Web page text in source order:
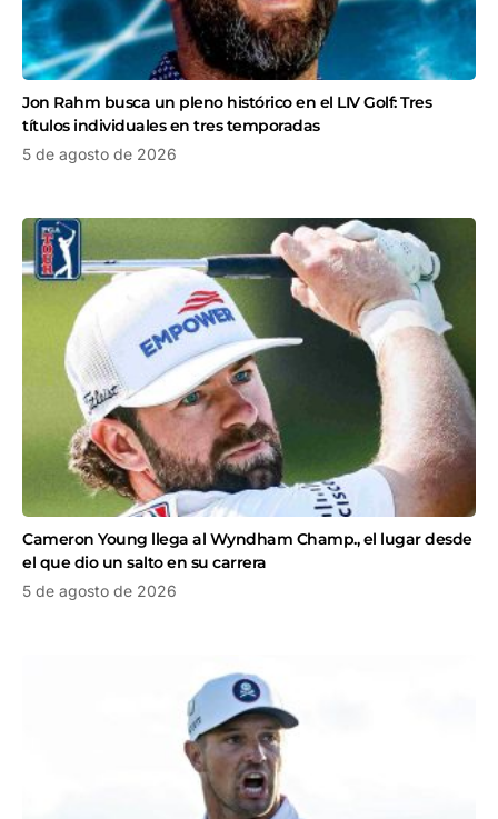
Jon Rahm busca un pleno histórico en el LIV Golf: Tres
títulos individuales en tres temporadas
5 de agosto de 2026
Cameron Young llega al Wyndham Champ., el lugar desde
el que dio un salto en su carrera
5 de agosto de 2026